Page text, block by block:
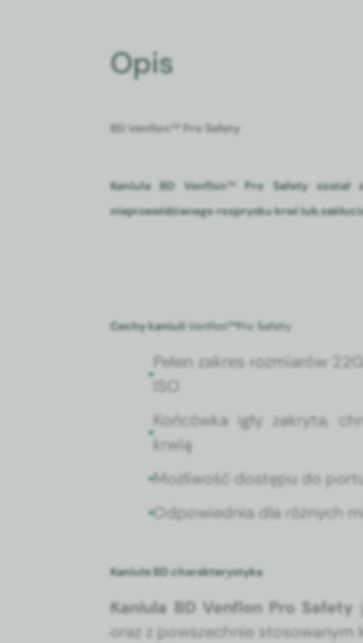
Opis
BD Ven­flon™ Pro Safe­ty
Kaniula BD Venflon™ Pro Safety został
nieprzewidzianego rozprysku krwi lub
Cechy kaniuli Venflon™Pro Safety
Pełen zakres rozmi­arów
ISO
Końcówka igły zakry­ta,
krwią
Możli­wość dostępu do
Odpowied­nia dla różnych
Kaniule BD charakterystyka
Kani­u­la BD Ven­flon Pro Safe­ty
oraz z powszech­nie stosowanym